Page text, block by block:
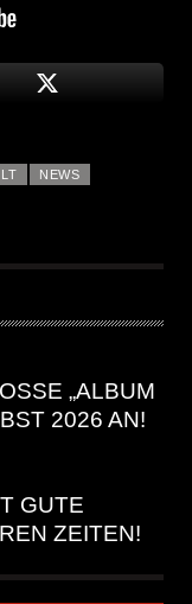
NEWS
„ALBUM R
2026 AN!
GUTE
ZEITEN!